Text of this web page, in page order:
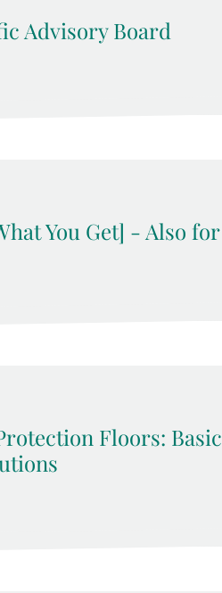
Advisory Board
You Get] - Also for
Floors: Basic